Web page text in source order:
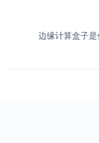
边缘计算盒子